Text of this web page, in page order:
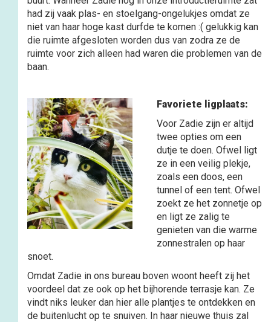
had zij vaak plas- en stoelgang-ongelukjes omdat ze
niet van haar hoge kast durfde te komen :( gelukkig kan
die ruimte afgesloten worden dus van zodra ze de
ruimte voor zich alleen had waren die problemen van de
baan.
Favoriete ligplaats:
Voor Zadie zijn er altijd
twee opties om een
dutje te doen. Ofwel ligt
ze in een veilig plekje,
zoals een doos, een
tunnel of een tent. Ofwel
zoekt ze het zonnetje op
en ligt ze zalig te
genieten van die warme
zonnestralen op haar
snoet.
Omdat Zadie in ons bureau boven woont heeft zij het
voordeel dat ze ook op het bijhorende terrasje kan. Ze
vindt niks leuker dan hier alle plantjes te ontdekken en
de buitenlucht op te snuiven. In haar nieuwe thuis zal